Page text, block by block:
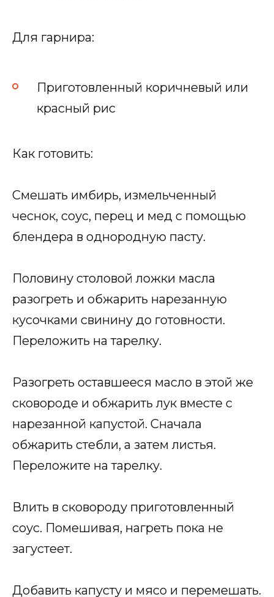
Для гарнира:
Приготовленный коричневый или
красный рис
Как готовить:
Смешать имбирь, измельченный
чеснок, соус, перец и мед с помощью
блендера в однородную пасту.
Половину столовой ложки масла
разогреть и обжарить нарезанную
кусочками свинину до готовности.
Переложить на тарелку.
Разогреть оставшееся масло в этой же
сковороде и обжарить лук вместе с
нарезанной капустой. Сначала
обжарить стебли, а затем листья.
Переложите на тарелку.
Влить в сковороду приготовленный
соус. Помешивая, нагреть пока не
загустеет.
Добавить капусту и мясо и перемешать.